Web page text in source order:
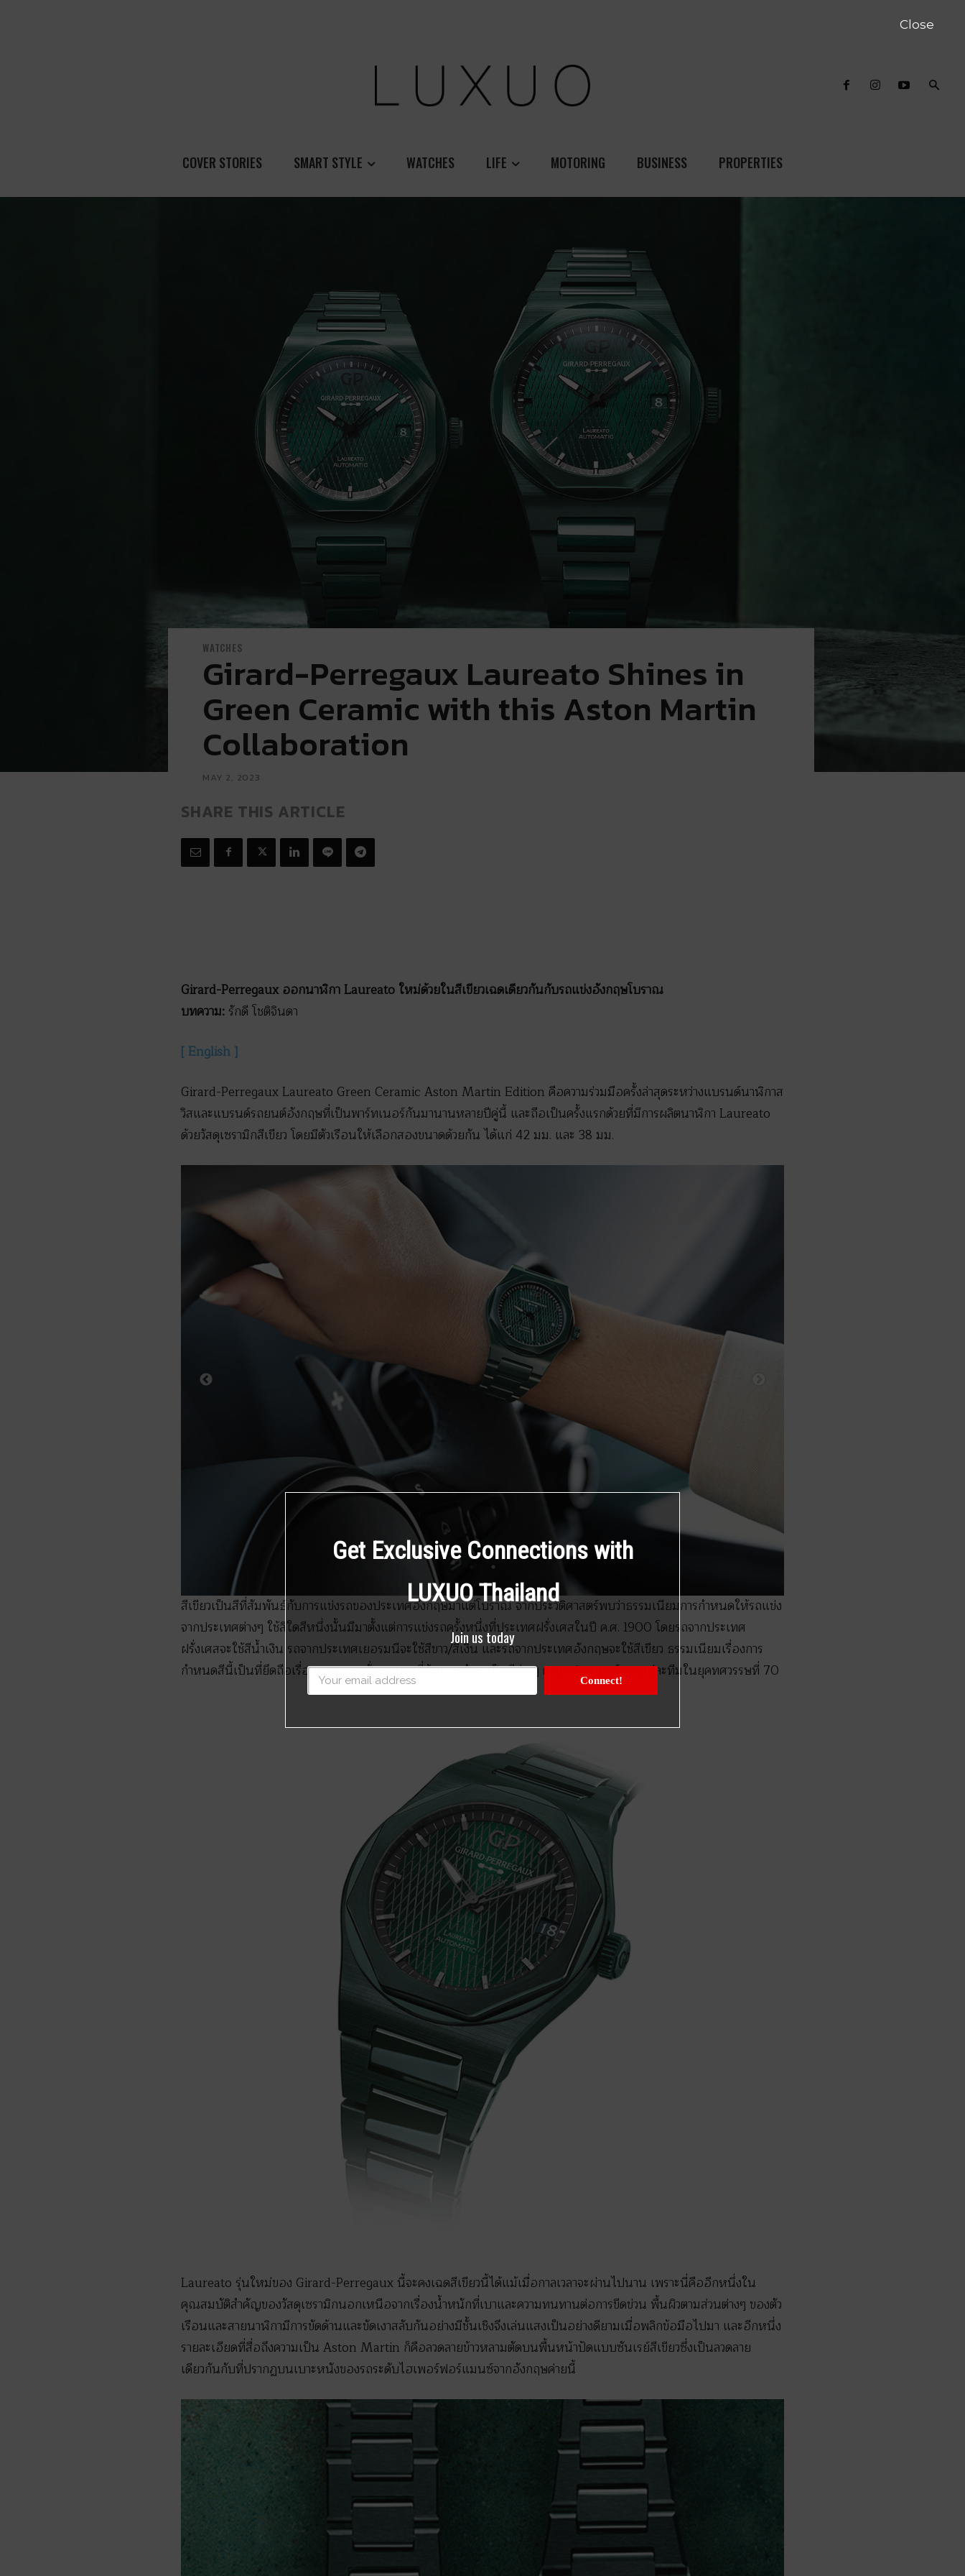
COVER STORIES SMART STYLE WATCHES LIFE MOTORING BUSINESS PROPERTIES
WATCHES
Girard-Perregaux Laureato Shines in
Green Ceramic with this Aston Martin
Collaboration
MAY 2, 2023
SHARE THIS ARTICLE
Girard-Perregaux ออกนาฬิกา Laureato ใหม่ด้วยในสีเขียวเฉดเดียวกันกับรถแข่งอังกฤษโบราณ
บทความ: รักดี โชติจินดา
[ English ]
Girard-Perregaux Laureato Green Ceramic Aston Martin Edition คือความร่วมมือครั้งล่าสุดระหว่างแบรนด์นาฬิกาส
วิสและแบรนด์รถยนต์อังกฤษที่เป็นพาร์ทเนอร์กันมานานหลายปีคู่นี้ และถือเป็นครั้งแรกด้วยที่มีการผลิตนาฬิกา Laureato
ด้วยวัสดุเซรามิกสีเขียว โดยมีตัวเรือนให้เลือกสองขนาดด้วยกัน ได้แก่ 42 มม. และ 38 มม.
สีเขียวเป็นสีที่สัมพันธ์กับการแข่งรถของประเทศอังกฤษมาแต่โบราณ จากประวัติศาสตร์พบว่าธรรมเนียมการกำหนดให้รถแข่ง
จากประเทศต่างๆ ใช้สีใดสีหนึ่งนั้นมีมาตั้งแต่การแข่งรถครั้งหนึ่งที่ประเทศฝรั่งเศสในปี ค.ศ. 1900 โดยรถจากประเทศ
ฝรั่งเศสจะใช้สีน้ำเงิน รถจากประเทศเยอรมนีจะใช้สีขาว/สีเงิน และรถจากประเทศอังกฤษจะใช้สีเขียว ธรรมเนียมเรื่องการ
กำหนดสีนี้เป็นที่ยึดถือเรื่อยมาจนกระทั่งถูกแทนที่ด้วยการทำรถเป็นสีต่างๆ ตามสปอนเซอร์ของแต่ละทีมในยุคทศวรรษที่ 70
Laureato รุ่นใหม่ของ Girard-Perregaux นี้จะคงเฉดสีเขียวนี้ได้แม้เมื่อกาลเวลาจะผ่านไปนาน เพราะนี่คืออีกหนึ่งใน
คุณสมบัติสำคัญของวัสดุเซรามิกนอกเหนือจากเรื่องน้ำหนักที่เบาและความทนทานต่อการขีดข่วน พื้นผิวตามส่วนต่างๆ ของตัว
เรือนและสายนาฬิกามีการขัดด้านและขัดเงาสลับกันอย่างมีชั้นเชิงจึงเล่นแสงเป็นอย่างดียามเมื่อพลิกข้อมือไปมา และอีกหนึ่ง
รายละเอียดที่สื่อถึงความเป็น Aston Martin ก็คือลวดลายข้าวหลามตัดบนพื้นหน้าปัดแบบซันเรย์สีเขียวซึ่งเป็นลวดลาย
เดียวกันกับที่ปรากฏบนเบาะหนังของรถระดับไฮเพอร์ฟอร์แมนซ์จากอังกฤษค่ายนี้
Get Exclusive Connections with
LUXUO Thailand
Join us today
Connect!
Close